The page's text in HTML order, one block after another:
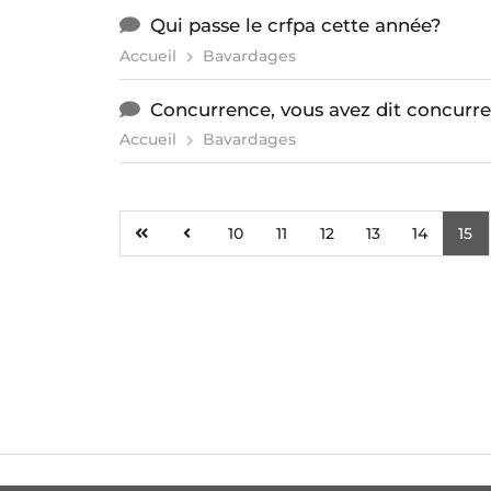
Qui passe le crfpa cette année?
Accueil Bavardages
Concurrence, vous avez dit
Accueil Bavardages
10 11 12 13 14 15